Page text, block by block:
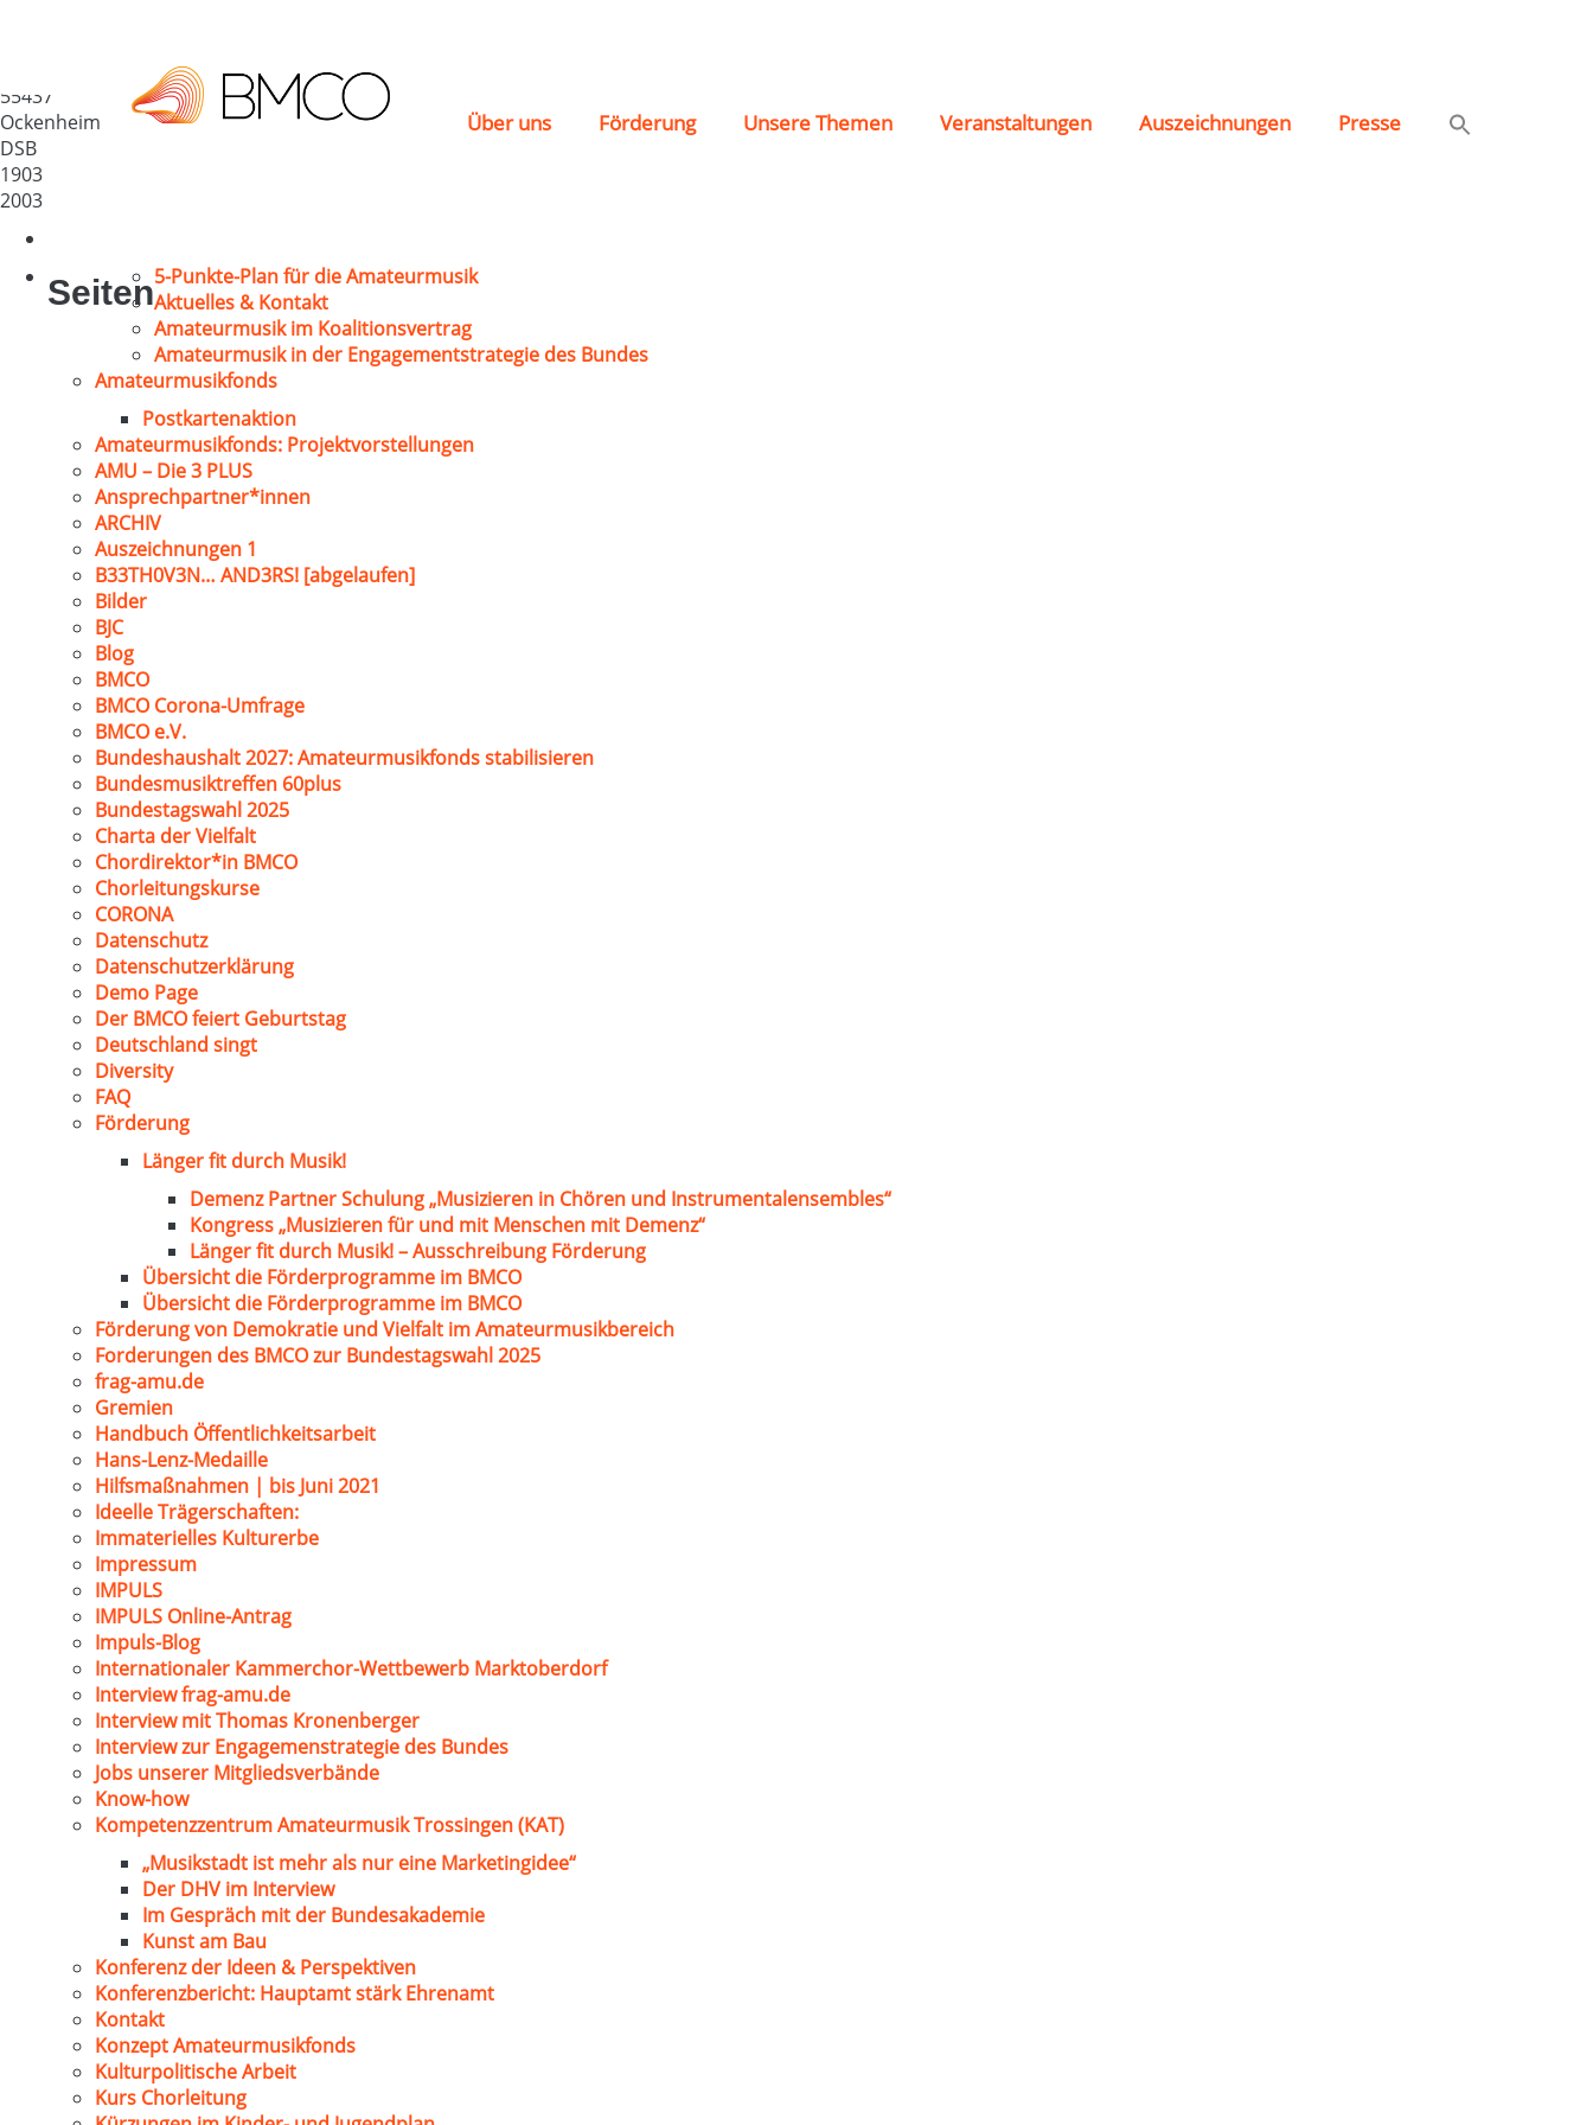
Über uns Förderung Unsere Themen Veranstaltungen Auszeichnungen Presse
55437
Ockenheim
DSB
1903
2003
Seiten5-Punkte-Plan für die Amateurmusik
Aktuelles & Kontakt
Amateurmusik im Koalitionsvertrag
Amateurmusik in der Engagementstrategie des Bundes
Amateurmusikfonds
Postkartenaktion
Amateurmusikfonds: Projektvorstellungen
AMU – Die 3 PLUS
Ansprechpartner*innen
ARCHIV
Auszeichnungen 1
B33TH0V3N… AND3RS! [abgelaufen]
Bilder
BJC
Blog
BMCO
BMCO Corona-Umfrage
BMCO e.V.
Bundeshaushalt 2027: Amateurmusikfonds stabilisieren
Bundesmusiktreffen 60plus
Bundestagswahl 2025
Charta der Vielfalt
Chordirektor*in BMCO
Chorleitungskurse
CORONA
Datenschutz
Datenschutzerklärung
Demo Page
Der BMCO feiert Geburtstag
Deutschland singt
Diversity
FAQ
Förderung
Länger fit durch Musik!
Demenz Partner Schulung „Musizieren in Chören und Instrumentalensembles“
Kongress „Musizieren für und mit Menschen mit Demenz“
Länger fit durch Musik! – Ausschreibung Förderung
Übersicht die Förderprogramme im BMCO
Übersicht die Förderprogramme im BMCO
Förderung von Demokratie und Vielfalt im Amateurmusikbereich
Forderungen des BMCO zur Bundestagswahl 2025
frag-amu.de
Gremien
Handbuch Öffentlichkeitsarbeit
Hans-Lenz-Medaille
Hilfsmaßnahmen | bis Juni 2021
Ideelle Trägerschaften:
Immaterielles Kulturerbe
Impressum
IMPULS
IMPULS Online-Antrag
Impuls-Blog
Internationaler Kammerchor-Wettbewerb Marktoberdorf
Interview frag-amu.de
Interview mit Thomas Kronenberger
Interview zur Engagemenstrategie des Bundes
Jobs unserer Mitgliedsverbände
Know-how
Kompetenzzentrum Amateurmusik Trossingen (KAT)
„Musikstadt ist mehr als nur eine Marketingidee“
Der DHV im Interview
Im Gespräch mit der Bundesakademie
Kunst am Bau
Konferenz der Ideen & Perspektiven
Konferenzbericht: Hauptamt stärk Ehrenamt
Kontakt
Konzept Amateurmusikfonds
Kulturpolitische Arbeit
Kurs Chorleitung